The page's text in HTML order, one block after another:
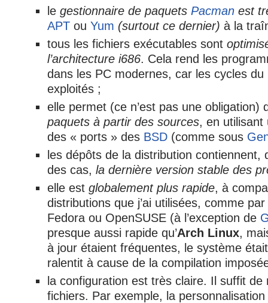
le gestionnaire de paquets Pacman est
APT ou Yum (surtout ce dernier) à la
tous les fichiers exécutables sont
l’architecture i686. Cela rend les
dans les PC modernes, car les cycles du
exploités ;
elle permet (ce n’est pas une obligation)
paquets à partir des sources, en utilisant
des « ports » des BSD (comme sous
les dépôts de la distribution contiennent,
des cas, la dernière version stable des
elle est globalement plus rapide, à
distributions que j’ai utilisées, comme
Fedora ou OpenSUSE (à l’exception de
presque aussi rapide qu’Arch Linux,
à jour étaient fréquentes, le système
ralentit à cause de la compilation
la configuration est très claire. Il suffit de
fichiers. Par exemple, la